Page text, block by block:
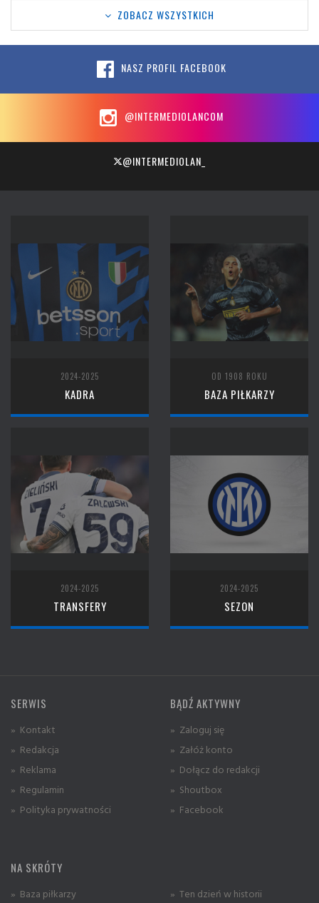
ZOBACZ WSZYSTKICH
NASZ PROFIL FACEBOOK
@INTERMEDIOLANCOM
@INTERMEDIOLAN_
2024-2025
KADRA
OD 1908 ROKU
BAZA PIŁKARZY
2024-2025
TRANSFERY
2024-2025
SEZON
SERWIS
» Kontakt
» Redakcja
» Reklama
» Regulamin
» Polityka prywatności
BĄDŹ AKTYWNY
» Zaloguj się
» Załóż konto
» Dołącz do redakcji
» Shoutbox
» Facebook
NA SKRÓTY
» Baza piłkarzy » Ten dzień w historii